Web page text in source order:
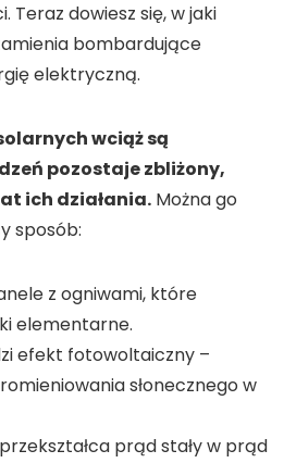
Teraz dowiesz się, w jaki
bombardujące
elektryczną.
wciąż są
pozostaje zbliżony,
ich działania. Można go
sposób:
z ogniwami, które
elementarne.
efekt fotowoltaiczny –
słonecznego w
prąd stały w prąd